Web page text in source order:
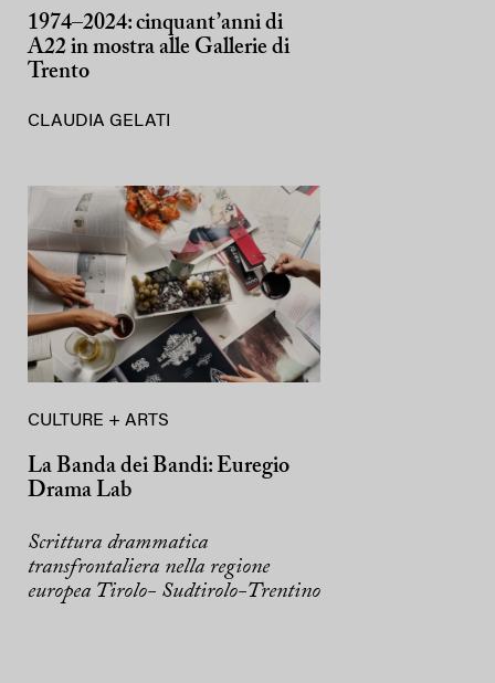
1974–2024: cinquant’anni di
A22 in mostra alle Gallerie di
Trento
CLAUDIA GELATI
CULTURE + ARTS
La Banda dei Bandi: Euregio
Drama Lab
Scrittura drammatica
transfrontaliera nella regione
europea Tirolo- Sudtirolo-Trentino